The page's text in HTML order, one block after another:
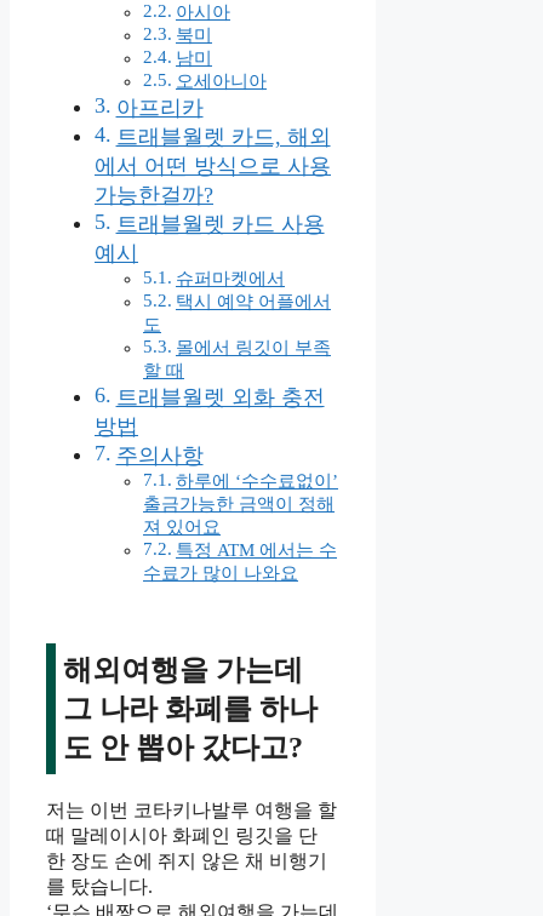
아시아
북미
남미
오세아니아
아프리카
트래블월렛 카드, 해외
에서 어떤 방식으로 사용
가능한걸까?
트래블월렛 카드 사용
예시
슈퍼마켓에서
택시 예약 어플에서
도
몰에서 링깃이 부족
할 때
트래블월렛 외화 충전
방법
주의사항
하루에 ‘수수료없이’
출금가능한 금액이 정해
져 있어요
특정 ATM 에서는 수
수료가 많이 나와요
해외여행을 가는데
그 나라 화폐를 하나
도 안 뽑아 갔다고?
저는 이번 코타키나발루 여행을 할
때 말레이시아 화폐인 링깃을 단
한 장도 손에 쥐지 않은 채 비행기
를 탔습니다.
‘무슨 배짱으로 해외여행을 가는데